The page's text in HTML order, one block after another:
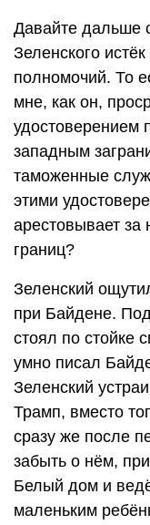
Давайте дальше
Зеленского
полномочий. То
мне, как он,
удостоверением
западным
таможенные
этими
арестовывает за
границ?
Зеленский
при Байдене.
стоял по стойке
умно писал
Зеленский
Трамп, вместо
сразу же после
забыть о нём,
Белый дом и
маленьким